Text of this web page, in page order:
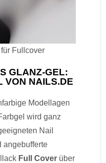
Fullcover
GLANZ-GEL:
VON NAILS.DE
Modellagen
wird ganz
Nail
angebufferte
Full Cover über